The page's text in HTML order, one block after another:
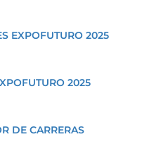
EXPOFUTURO 2025
2025
DE CARRERAS